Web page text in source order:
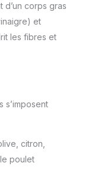
corps gras
et
les fibres et
s’imposent
citron,
poulet